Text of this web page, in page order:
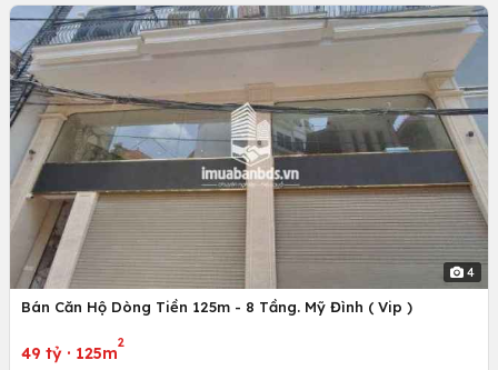
4
Bán Căn Hộ Dòng Tiền 125m - 8 Tầng. Mỹ Đình ( Vip )
49 tỷ · 125m
2